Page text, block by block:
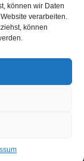
können wir Daten
verarbeiten.
können
und SEO von